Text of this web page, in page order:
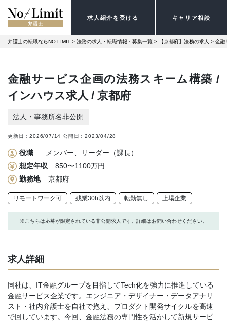
求人紹介を受ける キャリア相談
弁護士の転職ならNO-LIMIT > 法務の求人・転職情報・募集一覧 > 【京都府】法務の求人 > 金融
金融サービス企画の法務スキーム構築 /
インハウス求人 / 京都府
法人・事務所名非公開
更新日：2026/07/14 公開日：2023/04/28
役職
メンバー、リーダー（課長）
想定年収
850〜1100万円
勤務地
京都府
リモートワーク可 残業30h以内 転勤無し 上場企業
※こちらは応募が限定されている非公開求人です。詳細はお問い合わせください。
求人詳細
同社は、IT金融グループを目指してTech化を強力に推進している
金融サービス企業です。エンジニア・デザイナー・データアナリ
スト・社内弁護士を自社で抱え、プロダクト開発サイクルを高速
で回しています。今回、金融法務の専門性を活かして新規サービ